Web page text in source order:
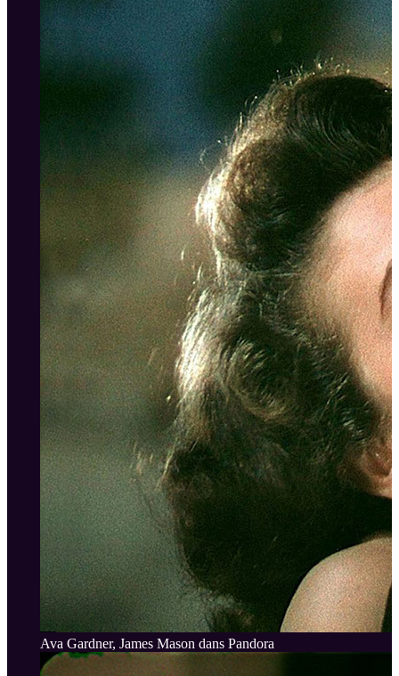
Ava Gardner, James Mason dans Pandora